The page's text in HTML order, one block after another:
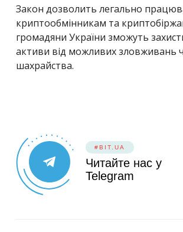
Закон дозволить легально
криптообмінникам та
громадяни України зможуть
активи від можливих зловживань
шахрайства.
#BIT.UA
Читайте нас у
Telegram